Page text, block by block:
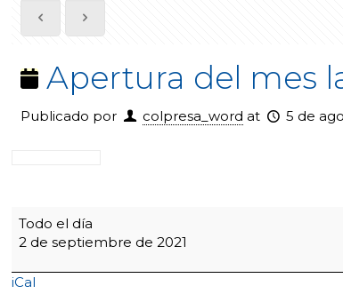
Apertura del mes
Publicado por colpresa_word at 5 de
Apertura
del
mes
la
Biblia:
Todo el día
2 de septiembre de 2021
iCal